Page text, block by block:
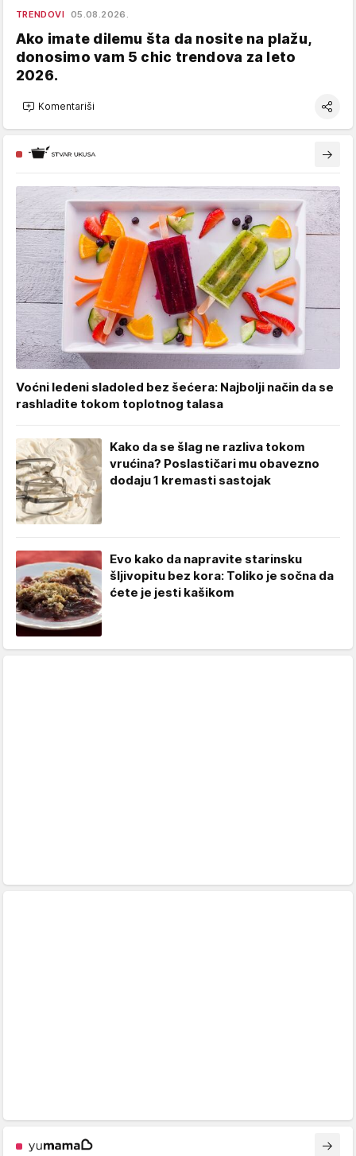
TRENDOVI 05.08.2026.
Ako imate dilemu šta da nosite na plažu,
donosimo vam 5 chic trendova za leto
2026.
Komentariši
Voćni ledeni sladoled bez šećera: Najbolji način da se
rashladite tokom toplotnog talasa
Kako da se šlag ne razliva tokom
vrućina? Poslastičari mu obavezno
dodaju 1 kremasti sastojak
Evo kako da napravite starinsku
šljivopitu bez kora: Toliko je sočna da
ćete je jesti kašikom